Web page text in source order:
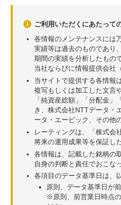
ご利用いただくにあたって
各情報のメンテナンスには
実績等は過去のものであり
期間の実績を分析したもの
当社ならびに情報提供会社
当サイトで提供する各情報
複写もしくは加工した文言
「純資産総額」「分配金
き、株式会社NTTデータ・
ータ・エービック、その他
レーティングは、「株式会
将来の運用成果等を保証し
各情報は、記載した銘柄の
自身の判断と責任でおこな
各項目のデータ基準日は、
原則、データ基準日が
※原則、前営業日時点